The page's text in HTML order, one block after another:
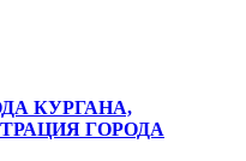
КУРГАНА,
ГОРОДА